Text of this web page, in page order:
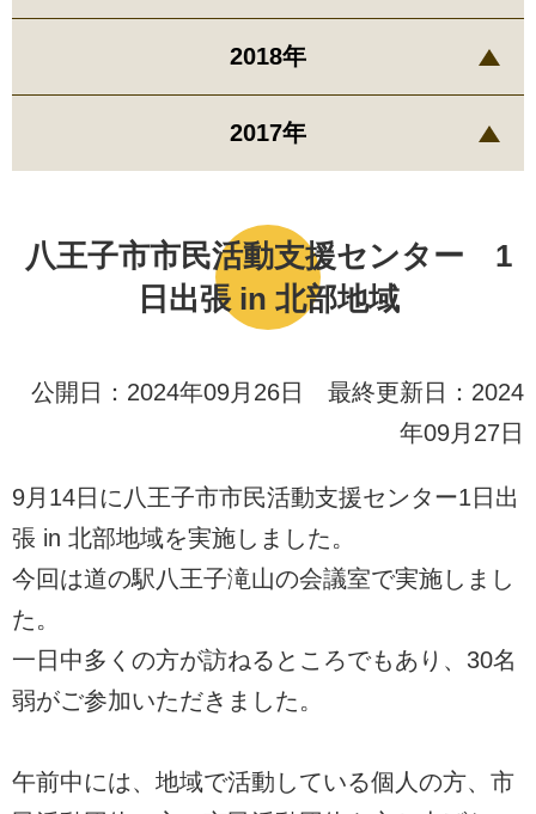
八王子市市民活動支援センター 1
日出張 in 北部地域
公開日：2024年09月26日 最終更新日：2024
年09月27日
9月14日に八王子市市民活動支援センター1日出
張 in 北部地域を実施しました。
今回は道の駅八王子滝山の会議室で実施しまし
た。
一日中多くの方が訪ねるところでもあり、30名
弱がご参加いただきました。
午前中には、地域で活動している個人の方、市
2018年
2017年